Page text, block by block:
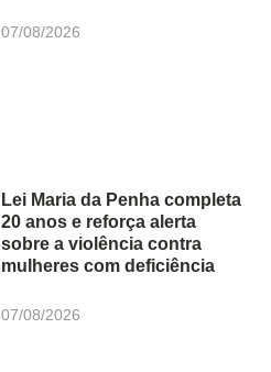
07/08/2026
Lei Maria da Penha completa
20 anos e reforça alerta
sobre a violência contra
mulheres com deficiência
07/08/2026